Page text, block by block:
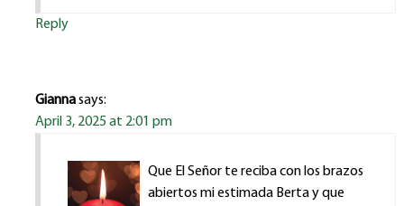
Reply
Giannasays:
April 3, 2025 at 2:01 pm
Que El Señor te reciba con los brazos
abiertos mi estimada Berta y que